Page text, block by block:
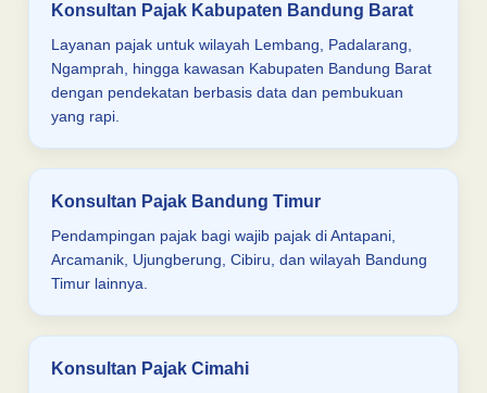
Konsultan Pajak Kabupaten Bandung Barat
Layanan pajak untuk wilayah Lembang, Padalarang,
Ngamprah, hingga kawasan Kabupaten Bandung Barat
dengan pendekatan berbasis data dan pembukuan
yang rapi.
Konsultan Pajak Bandung Timur
Pendampingan pajak bagi wajib pajak di Antapani,
Arcamanik, Ujungberung, Cibiru, dan wilayah Bandung
Timur lainnya.
Konsultan Pajak Cimahi